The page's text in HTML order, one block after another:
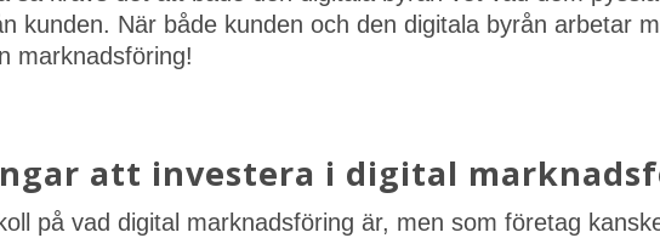
kunden. När både kunden och den digitala byrån arbetar
marknadsföring!
att investera i digital
på vad digital marknadsföring är, men som företag